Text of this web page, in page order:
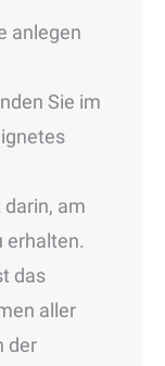
anlegen
Sie im
am
erhalten.
das
aller
der